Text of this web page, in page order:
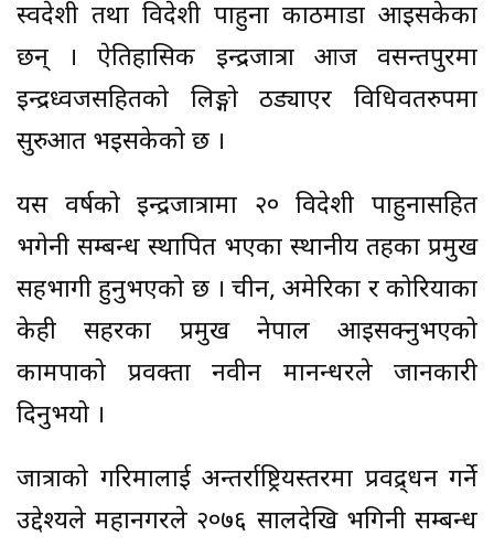
स्वदेशी तथा विदेशी पाहुना काठमाडौँ आइसकेका
छन् । ऐतिहासिक इन्द्रजात्रा आज वसन्तपुरमा
इन्द्रध्वजसहितको लिङ्गो ठड्याएर विधिवतरुपमा
सुरुआत भइसकेको छ ।
यस वर्षको इन्द्रजात्रामा २० विदेशी पाहुनासहित
भगेनी सम्बन्ध स्थापित भएका स्थानीय तहका प्रमुख
सहभागी हुनुभएको छ । चीन, अमेरिका र कोरियाका
केही सहरका प्रमुख नेपाल आइसक्नुभएको
कामपाको प्रवक्ता नवीन मानन्धरले जानकारी
दिनुभयो ।
जात्राको गरिमालाई अन्तर्राष्ट्रियस्तरमा प्रवद्र्धन गर्ने
उद्देश्यले महानगरले २०७६ सालदेखि भगिनी सम्बन्ध